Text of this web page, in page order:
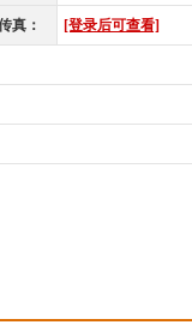
真： [登录后可查看]